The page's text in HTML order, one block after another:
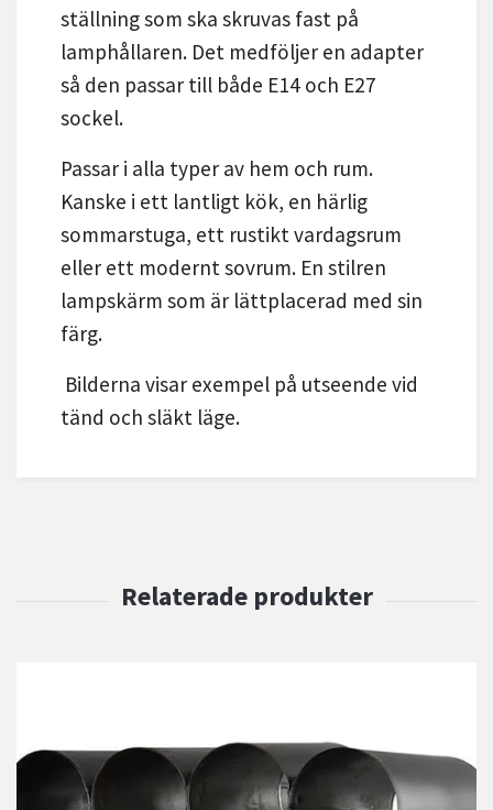
ställning som ska skruvas fast på
lamphållaren. Det medföljer en adapter
så den passar till både E14 och E27
sockel.
Passar i alla typer av hem och rum.
Kanske i ett lantligt kök, en härlig
sommarstuga, ett rustikt vardagsrum
eller ett modernt sovrum. En stilren
lampskärm som är lättplacerad med sin
färg.
Bilderna visar exempel på utseende vid
tänd och släkt läge.